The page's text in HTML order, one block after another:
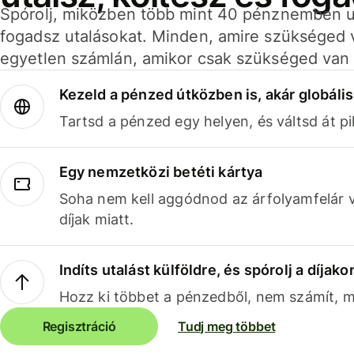
Spórolj, miközben több mint 40 pénznemben
fogadsz utalásokat. Minden, amire szükséged
egyetlen számlán, amikor csak szükséged van
Kezeld a pénzed útközben is, akár
Tartsd a pénzed egy helyen, és váltsd át
Egy nemzetközi betéti kártya
Soha nem kell aggódnod az árfolyamfelár
díjak miatt.
Indíts utalást külföldre, és spórolj a
Hozz ki többet a pénzedből, nem számít,
Regisztráció Tudj meg többet